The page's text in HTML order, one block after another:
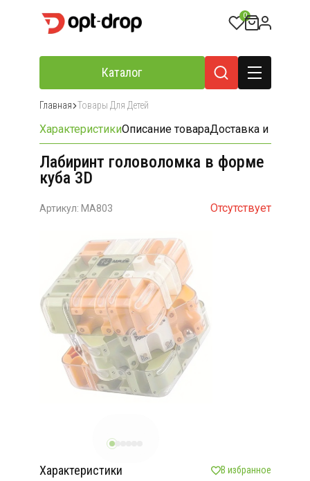
0
Каталог
Главная Товары Для Детей
ХарактеристикиОписание товараДоставка и оплата
Лабиринт головоломка в форме
куба 3D
Артикул: MA803 Отсутствует
Характеристики В избранное